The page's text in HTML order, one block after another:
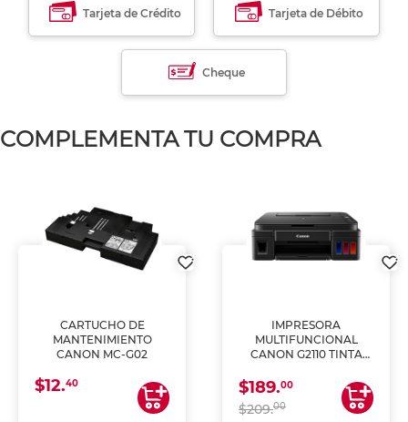
Tarjeta de Crédito Tarjeta de Débito
Cheque
COMPLEMENTA TU COMPRA
CARTUCHO DE
MANTENIMIENTO
CANON MC-G02
$12.40
IMPRESORA
MULTIFUNCIONAL
CANON G2110 TINTA
$189.00
$209.00